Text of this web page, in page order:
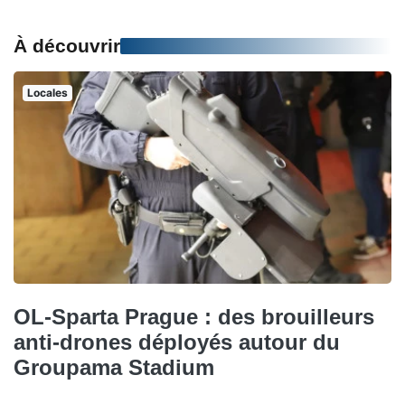
À découvrir
Locales
OL-Sparta Prague : des brouilleurs
anti-drones déployés autour du
Groupama Stadium